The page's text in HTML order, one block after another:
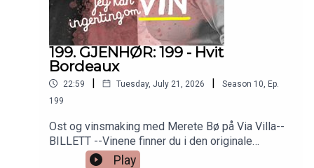
199. GJENHØR: 199 - Hvit
Bordeaux
22:59 | Tuesday, July 21, 2026 | Season 10 Ep.
199
Ost og vinsmaking med Merete Bø på Via Villa--
BILLETT --Vinene finner du i den originale
episoden nr 6. Så bare å skrooooolle ned!
Play